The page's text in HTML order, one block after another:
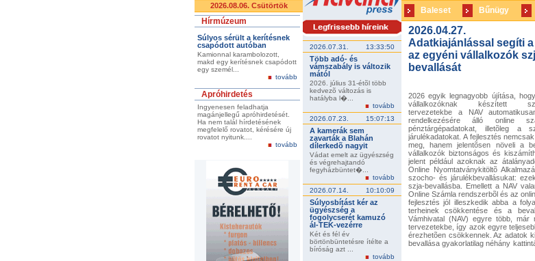
2026.08.06. Csütörtök
Hírmúzeum
Súlyos sérült a kerítésnek
csapódott autóban
Kamionnal karambolozott,
makd egy kerítésnek csapódott
egy személ...
tovább
Apróhirdetés
Ingyenesen feladhatja
magánjellegű apróhirdetését.
Ha nem talál hírdetésének
megfelelő rovatot, kérésére új
rovatot nyitunk....
tovább
2026.07.31. 13:33:50
Több adó- és
vámszabály is változik
mától
2026. július 31-étõl több
kedvezõ változás is
hatályba l�...
tovább
2026.07.23.
15:07:13
A kamerák sem
zavarták a Blahán
dílerkedõ nagyit
Vádat emelt az ügyészség
és végrehajtandó
fegyházbüntet�...
tovább
2026.07.14.
10:10:09
Súlyosbítást kér az
ügyészség a
fogolycserét kamuzó
ál-TEK-vezérre
Két és fél év
börtönbüntetésre ítélte a
bíróság azt ...
tovább
Baleset Bűnügy
2026.04.27.
Adatkiajánlással segíti a
az egyéni vállalkozók
bevallását
2026 egyik legnagyobb újítása,
vállalkozóknak készített
tervezetekbe a NAV
rendelkezésére álló online
pénztárgépadatokat, illetõleg a
járulékadatokat. A fejlesztés
meg, hanem jelentõsen növeli a
vállalkozók biztonságos és
jelent például azoknak az
Online Nyomtatványkitöltõ
szocho- és járulékbevallásukat:
szja-bevallásba. Emellett a NAV
Online Számla rendszerbõl és az
fejlesztés jól illeszkedik abba a
terheinek csökkentése és a
Vámhivatal (NAV) egyre több,
tervezetekbe, így azok egyre
érezhetõen csökkennek. Az adatok
bevallása gyakorlatilag néhány